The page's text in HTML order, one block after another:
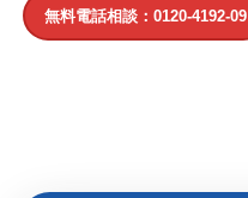
無料電話相談：0120-4192-09